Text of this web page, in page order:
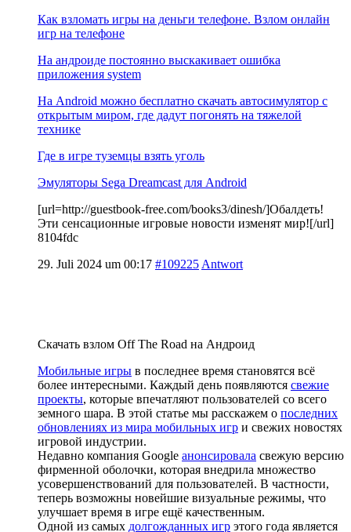
Как взломать игры на деньги телефоне. Взлом онлайн
игр на телефоне
На андроиде постоянно выскакивает ошибка
приложения system
На Android можно бесплатно скачать автосимулятор с
открытым миром, где дадут погонять на тяжелой
технике
Где в игре туземцы взять уголь
Эмуляторы Sega Dreamcast для Android
[url=http://guestbook-free.com/books3/dinesh/]Обалдеть!
Эти сенсационные игровые новости изменят мир![/url]
8104fdc
29. Juli 2024 um 00:17 #109225 Antwort
Скачать взлом Off The Road на Андроид
Мобильные игры в последнее время становятся всё
более интересными. Каждый день появляются свежие
проекты, которые впечатляют пользователей со всего
земного шара. В этой статье мы расскажем о последних
обновлениях из мира мобильных игр и свежих новостях
игровой индустрии.
Недавно компания Google анонсировала свежую версию
фирменной оболочки, которая внедрила множество
усовершенствований для пользователей. В частности,
теперь возможны новейшие визуальные режимы, что
улучшает время в игре ещё качественным.
Одной из самых долгожданных игр этого года является